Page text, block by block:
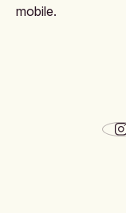
mobile.